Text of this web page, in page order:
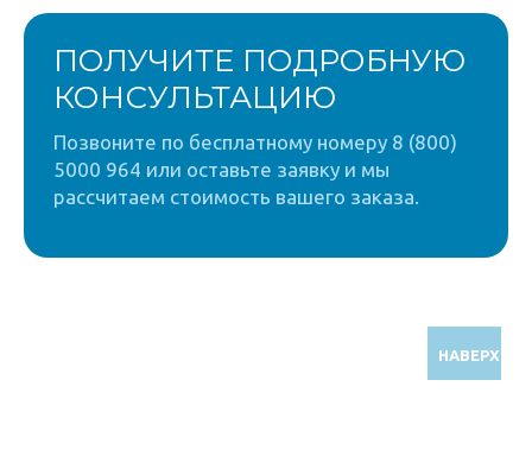
ПОЛУЧИТЕ ПОДРОБНУЮ
КОНСУЛЬТАЦИЮ
Позвоните по бесплатному номеру 8 (800)
5000 964 или оставьте заявку и мы
рассчитаем стоимость вашего заказа.
НАВЕРХ